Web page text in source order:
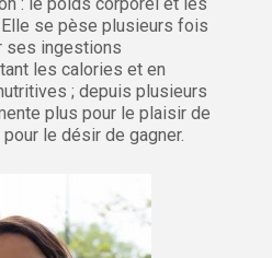
: le poids corporel et les
se pèse plusieurs fois
ses ingestions
les calories et en
; depuis plusieurs
plus pour le plaisir de
le désir de gagner.